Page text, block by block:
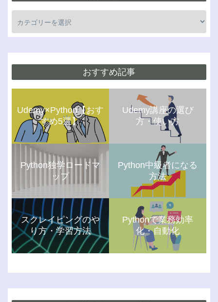
おすすめ記事
Udemy×Python【おす
すめ5選】
Udemy講座の選び
方・使い方
Python独学ロードマ
ップ
Python中級者になる
方法
スクレイピングのや
り方・学習方法
Pythonで業務効率
化・自動化